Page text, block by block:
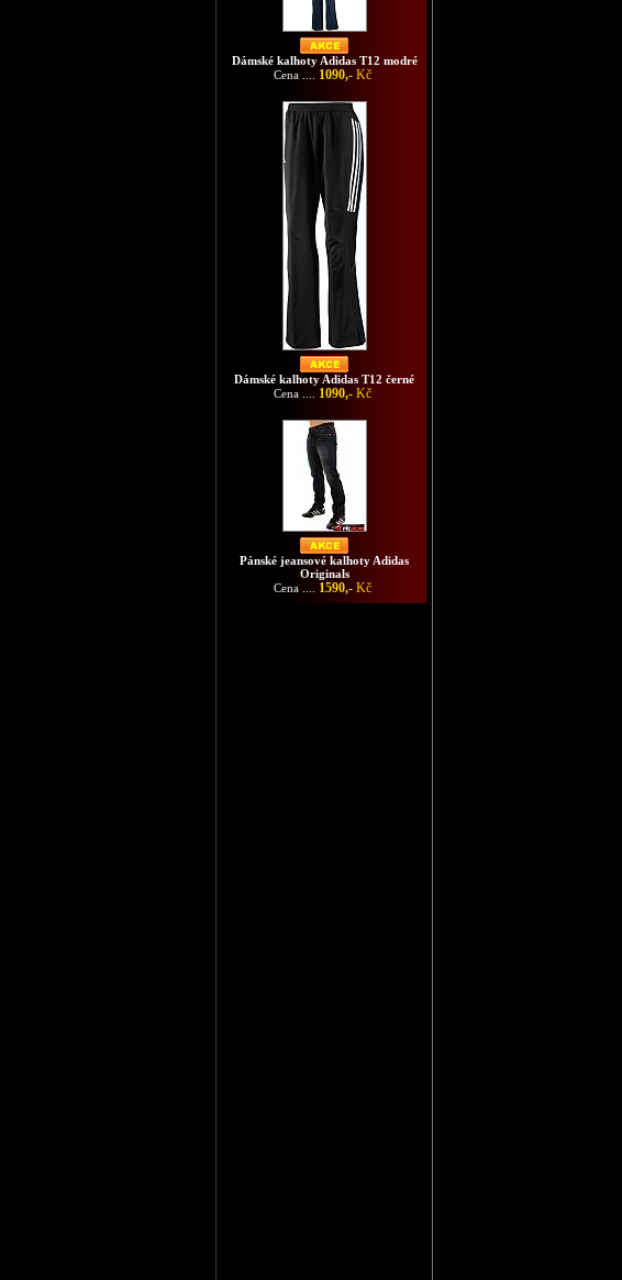
Dámské kalhoty Adidas T12 modré
Cena .... 1090,- Kč
Dámské kalhoty Adidas T12 černé
Cena .... 1090,- Kč
Pánské jeansové kalhoty Adidas
Originals
Cena .... 1590,- Kč